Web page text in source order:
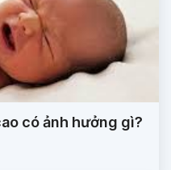
có ảnh hưởng gì?